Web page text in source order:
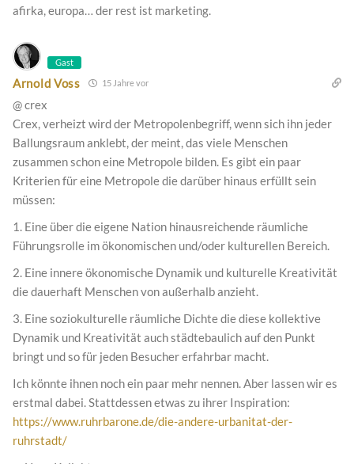
afirka, europa… der rest ist marketing.
Gast
Arnold Voss 15 Jahre vor
@ crex
Crex, verheizt wird der Metropolenbegriff, wenn sich ihn jeder
Ballungsraum anklebt, der meint, das viele Menschen
zusammen schon eine Metropole bilden. Es gibt ein paar
Kriterien für eine Metropole die darüber hinaus erfüllt sein
müssen:
1. Eine über die eigene Nation hinausreichende räumliche
Führungsrolle im ökonomischen und/oder kulturellen Bereich.
2. Eine innere ökonomische Dynamik und kulturelle Kreativität
die dauerhaft Menschen von außerhalb anzieht.
3. Eine soziokulturelle räumliche Dichte die diese kollektive
Dynamik und Kreativität auch städtebaulich auf den Punkt
bringt und so für jeden Besucher erfahrbar macht.
Ich könnte ihnen noch ein paar mehr nennen. Aber lassen wir es
erstmal dabei. Stattdessen etwas zu ihrer Inspiration:
https://www.ruhrbarone.de/die-andere-urbanitat-der-
ruhrstadt/